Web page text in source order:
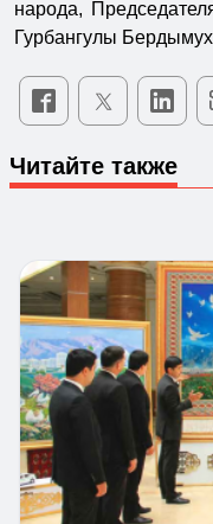
народа,
Гурбангулы
Читайте также